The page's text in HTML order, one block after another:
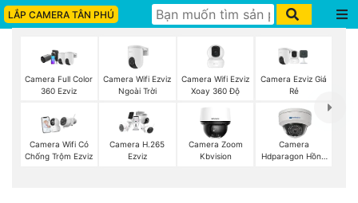
LẮP CAMERA TÂN PHÚ
Camera Full Color
360 Ezviz
Camera Wifi Ezviz
Ngoài Trời
Camera Wifi Ezviz
Xoay 360 Độ
Camera Ezviz Giá
Rẻ
Camera Wifi Có
Chống Trộm Ezviz
Camera H.265
Ezviz
Camera Zoom
Kbvision
Camera
Hdparagon Hồng